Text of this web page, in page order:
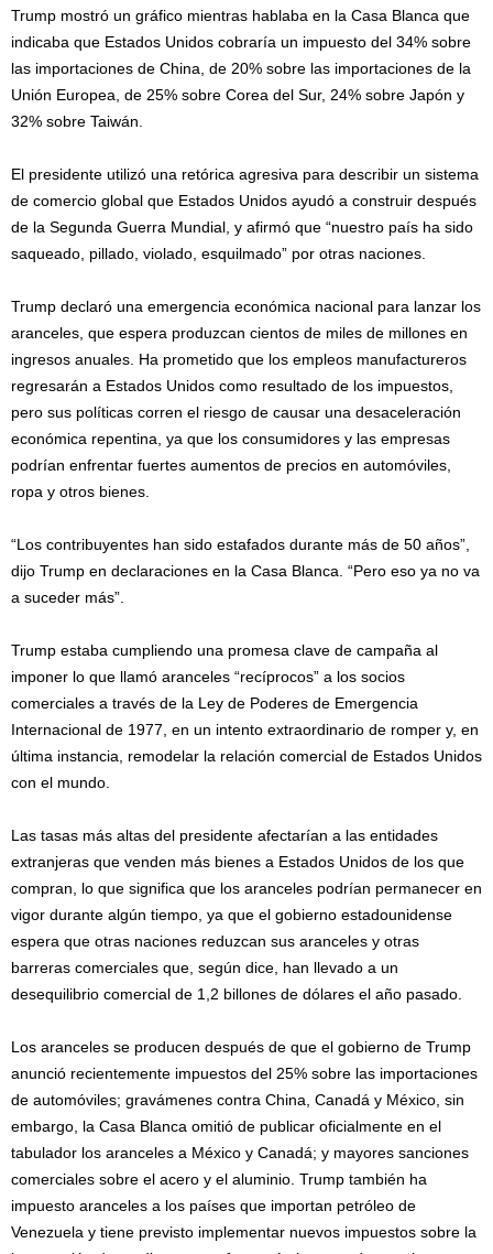
Trump mostró un gráfico mientras hablaba en la Casa Blanca que
indicaba que Estados Unidos cobraría un impuesto del 34% sobre
las importaciones de China, de 20% sobre las importaciones de la
Unión Europea, de 25% sobre Corea del Sur, 24% sobre Japón y
32% sobre Taiwán.
El presidente utilizó una retórica agresiva para describir un sistema
de comercio global que Estados Unidos ayudó a construir después
de la Segunda Guerra Mundial, y afirmó que “nuestro país ha sido
saqueado, pillado, violado, esquilmado” por otras naciones.
Trump declaró una emergencia económica nacional para lanzar los
aranceles, que espera produzcan cientos de miles de millones en
ingresos anuales. Ha prometido que los empleos manufactureros
regresarán a Estados Unidos como resultado de los impuestos,
pero sus políticas corren el riesgo de causar una desaceleración
económica repentina, ya que los consumidores y las empresas
podrían enfrentar fuertes aumentos de precios en automóviles,
ropa y otros bienes.
“Los contribuyentes han sido estafados durante más de 50 años”,
dijo Trump en declaraciones en la Casa Blanca. “Pero eso ya no va
a suceder más”.
Trump estaba cumpliendo una promesa clave de campaña al
imponer lo que llamó aranceles “recíprocos” a los socios
comerciales a través de la Ley de Poderes de Emergencia
Internacional de 1977, en un intento extraordinario de romper y, en
última instancia, remodelar la relación comercial de Estados Unidos
con el mundo.
Las tasas más altas del presidente afectarían a las entidades
extranjeras que venden más bienes a Estados Unidos de los que
compran, lo que significa que los aranceles podrían permanecer en
vigor durante algún tiempo, ya que el gobierno estadounidense
espera que otras naciones reduzcan sus aranceles y otras
barreras comerciales que, según dice, han llevado a un
desequilibrio comercial de 1,2 billones de dólares el año pasado.
Los aranceles se producen después de que el gobierno de Trump
anunció recientemente impuestos del 25% sobre las importaciones
de automóviles; gravámenes contra China, Canadá y México, sin
embargo, la Casa Blanca omitió de publicar oficialmente en el
tabulador los aranceles a México y Canadá; y mayores sanciones
comerciales sobre el acero y el aluminio. Trump también ha
impuesto aranceles a los países que importan petróleo de
Venezuela y tiene previsto implementar nuevos impuestos sobre la